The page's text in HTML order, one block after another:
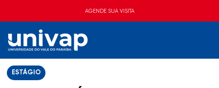
AGENDE SUA VISITA
ESTÁGIO